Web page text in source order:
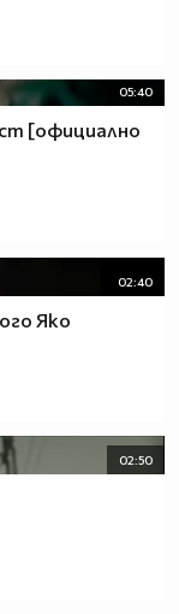
05:40
[официално
02:40
Яко
02:50